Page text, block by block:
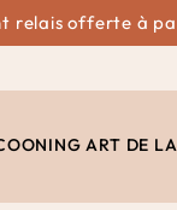
relais offerte à
ART DE